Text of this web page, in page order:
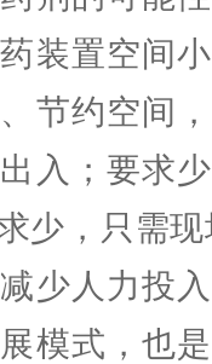
装置空间
节约空间
入；要求
少，只需
少人力投
模式，也